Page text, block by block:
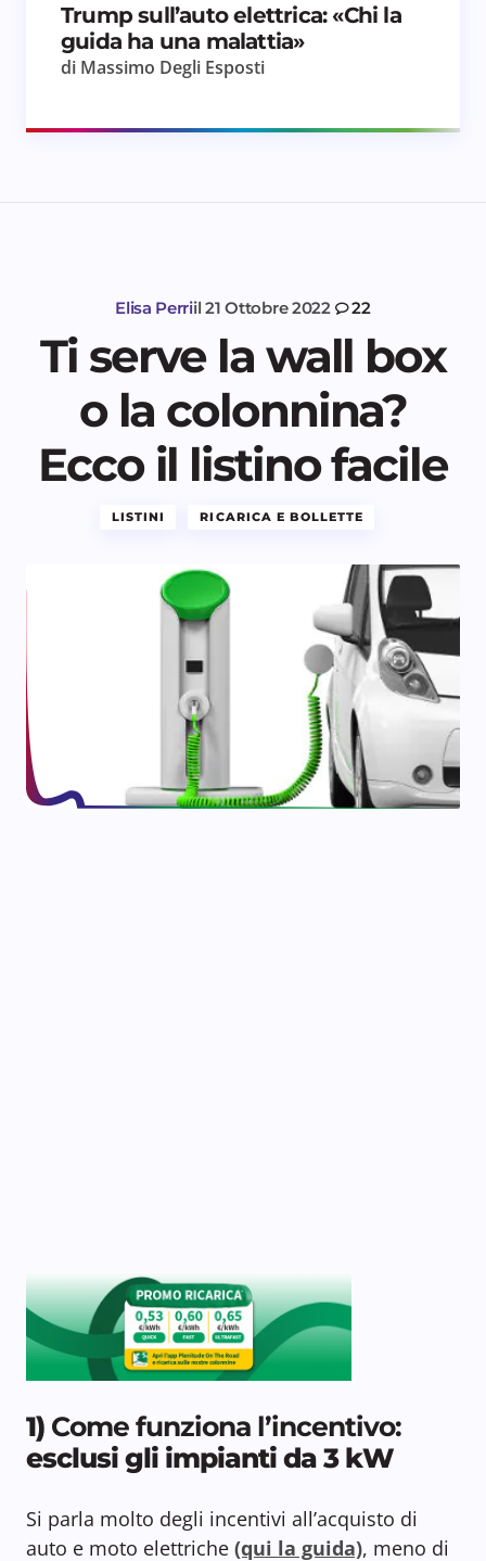
Trump sull’auto elettrica: «Chi la
guida ha una malattia»
di Massimo Degli Esposti
Elisa Perriil 21 Ottobre 2022 22
Ti serve la wall box
o la colonnina?
Ecco il listino facile
LISTINI RICARICA E BOLLETTE
1) Come funziona l’incentivo:
esclusi gli impianti da 3 kW
Si parla molto degli incentivi all’acquisto di
auto e moto elettriche (qui la guida), meno di